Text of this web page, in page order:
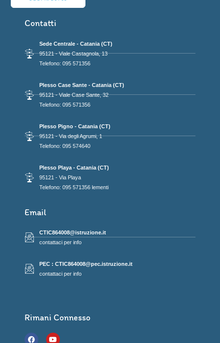
Contatti
Sede Centrale - Catania (CT)
95121 - Viale Castagnola, 13
Telefono: 095 571356
Plesso Case Sante - Catania (CT)
95121 - Viale Case Sante, 32
Telefono: 095 571356
Plesso Pigno - Catania (CT)
95121 - Via degli Agrumi, 1
Telefono: 095 574640
Plesso Playa - Catania (CT)
95121 - Via Playa
Telefono: 095 571356 lementi
Email
CTIC864008@istruzione.it
contattaci per info
PEC : CTIC864008@pec.istruzione.it
contattaci per info
Rimani Connesso
F
Y